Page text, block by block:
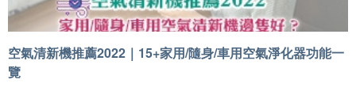
空氣清新機推薦2022｜15+家用/隨身/車用空氣淨化器功能一
覽